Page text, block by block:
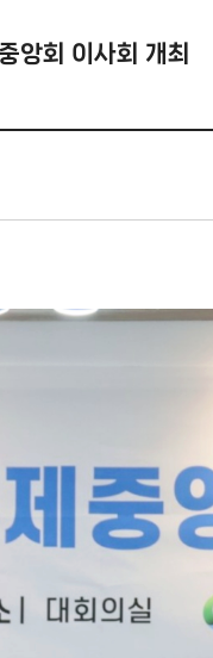
회 이사회 개최